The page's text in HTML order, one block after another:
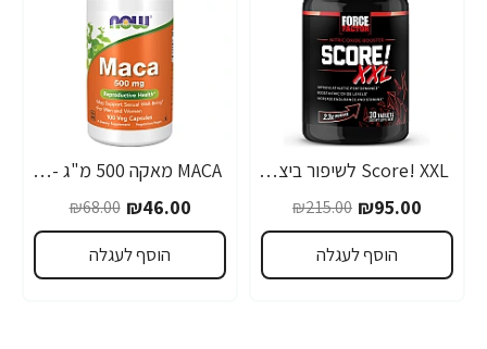
Score! XXL לשיפור ביצועי הגבר 30 טבליות - מבית Force Factor
₪95.00
₪215.00
הוסף לעגלה
MACA מאקה 500 מ"ג - 100 כמוסות - מבית NOW FOODS
₪46.00
₪68.00
הוסף לעגלה